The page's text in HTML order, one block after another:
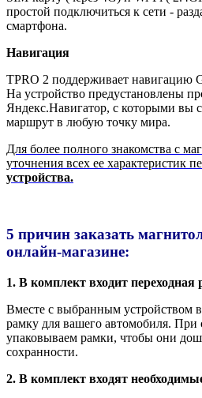
простой подключиться к сети -
смартфона.
Навигация
TPRO 2 поддерживает
На устройство предустановлены
Яндекс.Навигатор, с которыми вы
маршрут в любую точку мира.
Для более полного знакомства с
уточнения всех ее характеристик
устройства.
5 причин заказать
онлайн-магазине:
1. В комплект входит переходная
Вместе с выбранным устройством
рамку для вашего автомобиля. При
упаковываем рамки, чтобы они
сохранности.
2. В комплект входят